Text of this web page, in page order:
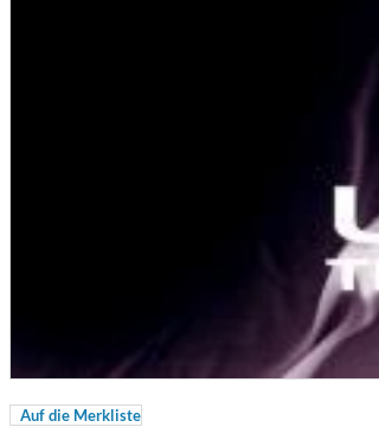
Auf die Merkliste